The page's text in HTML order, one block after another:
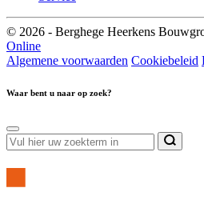
© 2026 - Berghege Heerkens
Online
Algemene voorwaarden Cookiebeleid
Waar bent u naar op zoek?